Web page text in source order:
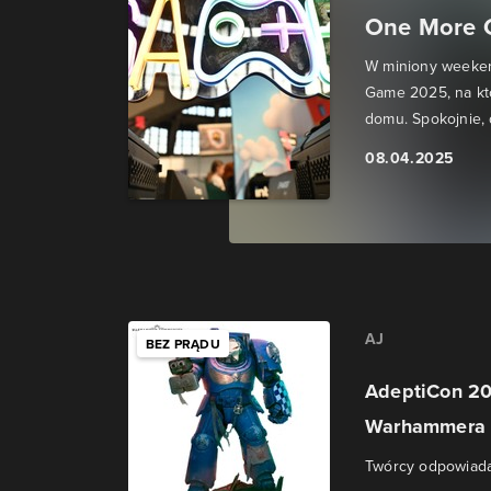
One More
W miniony
Game 2025, na
domu. Spokojnie,
08.04.2025
BEZ PRĄDU AJ
AdeptiCon
Twórcy